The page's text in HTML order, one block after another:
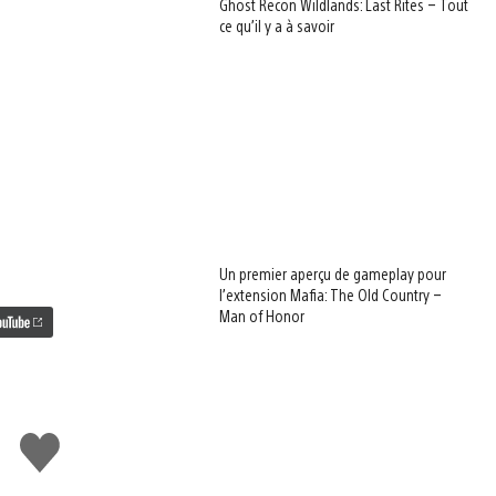
J'aime
Ghost Recon Wildlands: Last Rites – Tout
ce qu’il y a à savoir
Un premier aperçu de gameplay pour
l’extension Mafia: The Old Country –
Man of Honor